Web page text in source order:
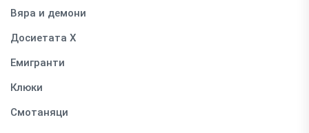
Вяра и демони
Досиетата Х
Емигранти
Клюки
Смотаняци